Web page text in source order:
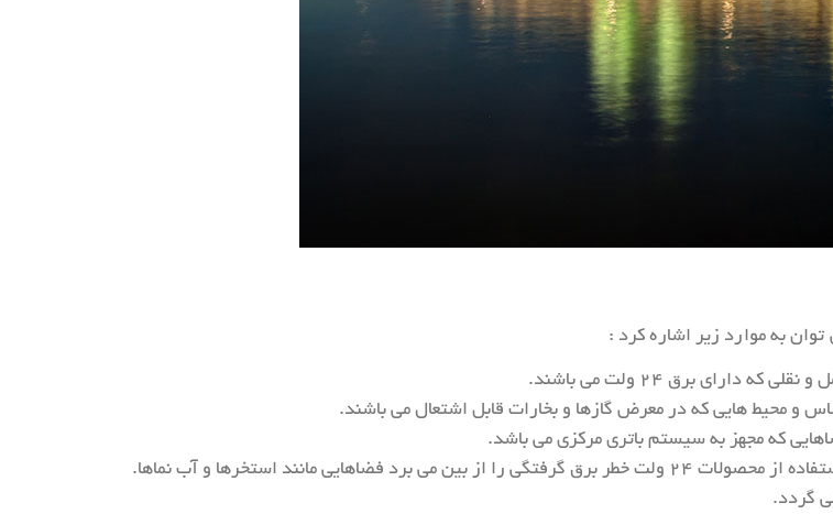
برق ۲۴ ولت می باشند.
و محیط هایی که در معرض گازها و بخارات قابل اشتعال می باشند.
که مجهز به سیستم باتری مرکزی می باشد.
مانند استخرها و آب نماها.
گردد.